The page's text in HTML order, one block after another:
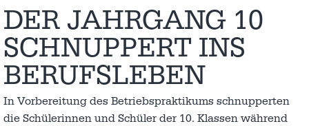
DER JAHRGANG 10
SCHNUPPERT INS
BERUFSLEBEN
In Vorbereitung des Betriebspraktikums schnupperten
die Schülerinnen und Schüler der 10. Klassen während